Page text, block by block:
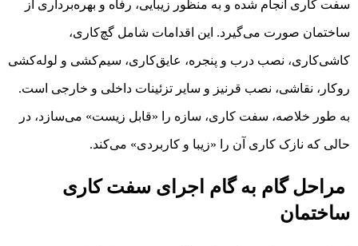
سفت کاری انجام شده و به منظور زیبایی، رفاه و بهره‌برداری از
ساختمان صورت می‌گیرد. این اقدامات شامل گچ‌کاری،
کاشی‌کاری، نصب درب و پنجره، عایق‌کاری، سیم‌کشی و لوله‌کشی
روکار، نقاشی، نصب قرنیز و سایر تزئینات داخلی و خارجی است.
به طور خلاصه، سفت کاری، سازه را «قابل زیست» می‌سازد، در
حالی که نازک کاری آن را «زیبا و کاربردی» می‌کند.
مراحل گام به گام اجرای سفت کاری
ساختمان